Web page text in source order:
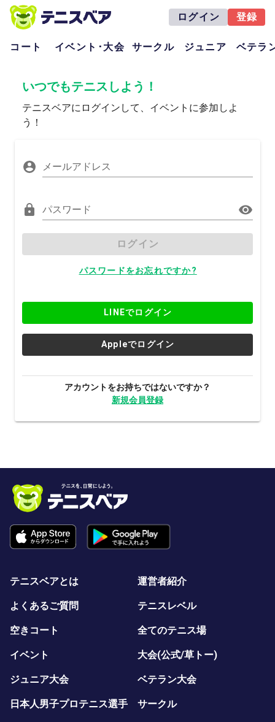
ログイン 登録
コート イベント･大会 サークル ジュニア ベテラ
いつでもテニスしよう！
テニスベアにログインして、イベントに参加しよ
う！
メールアドレス
パスワード
ログイン
パスワードをお忘れですか?
LINEでログイン
Appleでログイン
アカウントをお持ちではないですか？
新規会員登録
テニスベアとは 運営者紹介
よくあるご質問 テニスレベル
空きコート 全てのテニス場
イベント 大会(公式/草トー)
ジュニア大会 ベテラン大会
日本人男子プロテニス選手 サークル